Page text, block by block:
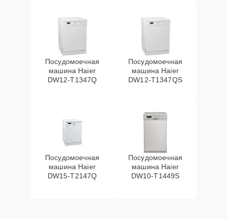
Посудомоечная
машина Haier
DW12-T1347Q
Посудомоечная
машина Haier
DW12-T1347QS
Посудомоечная
машина Haier
DW15-T2147Q
Посудомоечная
машина Haier
DW10-T1449S